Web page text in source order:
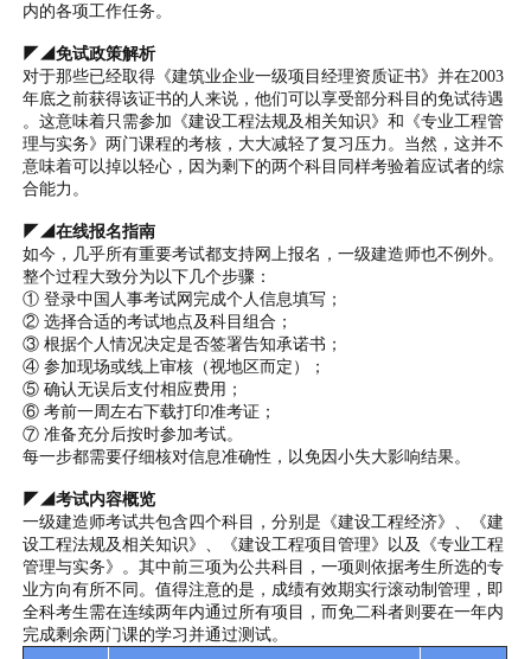
内的各项工作任务。
◤◢免试政策解析
对于那些已经取得《建筑业企业一级项目经理资质证书》并在2003
年底之前获得该证书的人来说，他们可以享受部分科目的免试待遇
。这意味着只需参加《建设工程法规及相关知识》和《专业工程管
理与实务》两门课程的考核，大大减轻了复习压力。当然，这并不
意味着可以掉以轻心，因为剩下的两个科目同样考验着应试者的综
合能力。
◤◢在线报名指南
如今，几乎所有重要考试都支持网上报名，一级建造师也不例外。
整个过程大致分为以下几个步骤：
① 登录中国人事考试网完成个人信息填写；
② 选择合适的考试地点及科目组合；
③ 根据个人情况决定是否签署告知承诺书；
④ 参加现场或线上审核（视地区而定）；
⑤ 确认无误后支付相应费用；
⑥ 考前一周左右下载打印准考证；
⑦ 准备充分后按时参加考试。
每一步都需要仔细核对信息准确性，以免因小失大影响结果。
◤◢考试内容概览
一级建造师考试共包含四个科目，分别是《建设工程经济》、《建
设工程法规及相关知识》、《建设工程项目管理》以及《专业工程
管理与实务》。其中前三项为公共科目，一项则依据考生所选的专
业方向有所不同。值得注意的是，成绩有效期实行滚动制管理，即
全科考生需在连续两年内通过所有项目，而免二科者则要在一年内
完成剩余两门课的学习并通过测试。